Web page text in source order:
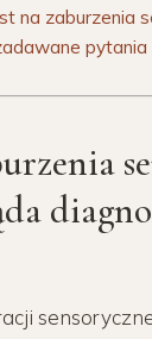
na zaburzenia
pytania